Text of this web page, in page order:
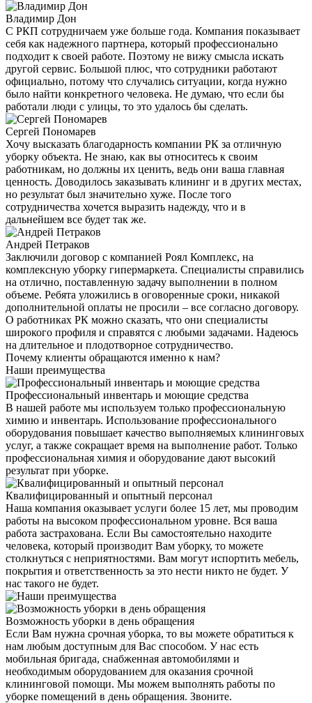
Владимир Дон
С РКП сотрудничаем уже больше года. Компания показывает
себя как надежного партнера, который профессионально
подходит к своей работе. Поэтому не вижу смысла искать
другой сервис. Большой плюс, что сотрудники работают
официально, потому что случались ситуации, когда нужно
было найти конкретного человека. Не думаю, что если бы
работали люди с улицы, то это удалось бы сделать.
Сергей Пономарев
Хочу высказать благодарность компании РК за отличную
уборку объекта. Не знаю, как вы относитесь к своим
работникам, но должны их ценить, ведь они ваша главная
ценность. Доводилось заказывать клининг и в других местах,
но результат был значительно хуже. После того
сотрудничества хочется выразить надежду, что и в
дальнейшем все будет так же.
Андрей Петраков
Заключили договор с компанией Роял Комплекс, на
комплексную уборку гипермаркета. Специалисты справились
на отлично, поставленную задачу выполнении в полном
объеме. Ребята уложились в оговоренные сроки, никакой
дополнительной оплаты не просили – все согласно договору.
О работниках РК можно сказать, что они специалисты
широкого профиля и справятся с любыми задачами. Надеюсь
на длительное и плодотворное сотрудничество.
Почему клиенты обращаются именно к нам?
Наши преимущества
Профессиональный инвентарь и моющие средства
В нашей работе мы используем только профессиональную
химию и инвентарь. Использование профессионального
оборудования повышает качество выполняемых клининговых
услуг, а также сокращает время на выполнение работ. Только
профессиональная химия и оборудование дают высокий
результат при уборке.
Квалифицированный и опытный персонал
Наша компания оказывает услуги более 15 лет, мы проводим
работы на высоком профессиональном уровне. Вся ваша
работа застрахована. Если Вы самостоятельно находите
человека, который производит Вам уборку, то можете
столкнуться с неприятностями. Вам могут испортить мебель,
покрытия и ответственность за это нести никто не будет. У
нас такого не будет.
Возможность уборки в день обращения
Если Вам нужна срочная уборка, то вы можете обратиться к
нам любым доступным для Вас способом. У нас есть
мобильная бригада, снабженная автомобилями и
необходимым оборудованием для оказания срочной
клининговой помощи. Мы можем выполнять работы по
уборке помещений в день обращения. Звоните.